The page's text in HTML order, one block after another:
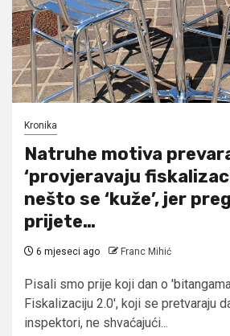
Kronika
Natruhe motiva
‘provjeravaju
nešto se ‘kuže’, jer
prijete…
6 mjeseci ago Franc Mihić
Pisali smo prije koji dan o
Fiskalizaciju 2.0', koji se pretvaraju
inspektori, ne shvaćajući...